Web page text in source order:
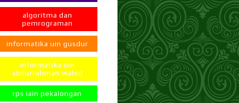
algoritma dan
pemrograman
informatika uin gusdur
informatika uin
abdurrahman wahid
rps iain pekalongan